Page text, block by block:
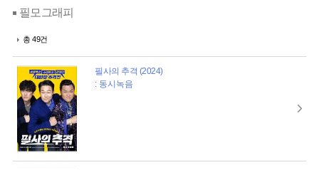
필모그래피
총 49건
필사의 추격 (2024)
: 동시녹음